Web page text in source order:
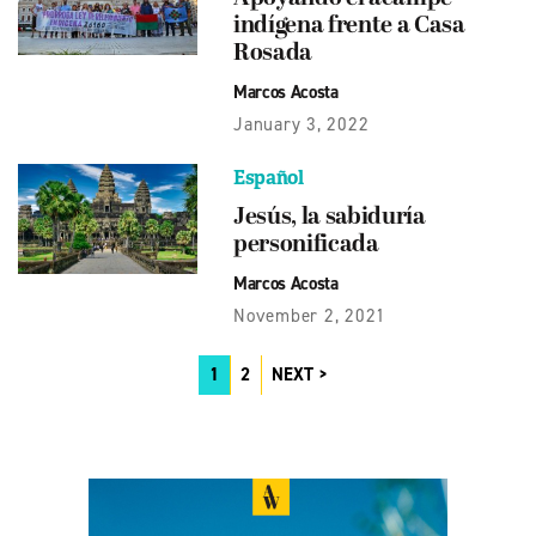
indígena frente a Casa
Rosada
Marcos Acosta
January 3, 2022
Español
Jesús, la sabiduría
personificada
Marcos Acosta
November 2, 2021
1 2 NEXT